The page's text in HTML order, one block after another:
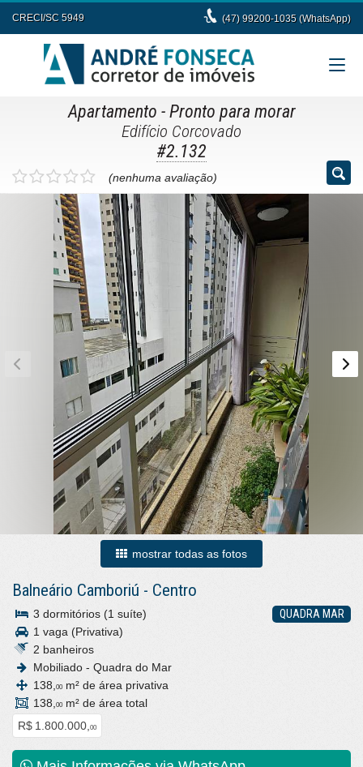
CRECI/SC 5949 (47) 99200-1035 (WhatsApp)
Apartamento - Pronto para morar
Edifício Corcovado
#2.132
(nenhuma avaliação)
mostrar todas as fotos
Balneário Camboriú - Centro
QUADRA MAR
3 dormitórios (1 suíte)
1 vaga (Privativa)
2 banheiros
Mobiliado - Quadra do Mar
138, 00 m² de área privativa
138, 00 m² de área total
R$ 1.800.000, 00